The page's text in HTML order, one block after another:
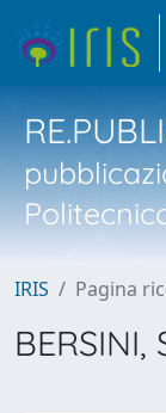
IRIS Pagina
BERSINI,